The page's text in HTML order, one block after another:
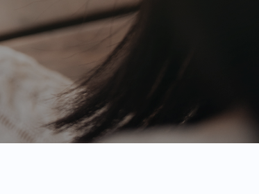
锂能金源机器人全面参与制定人
｜亿纬锂能金源机器人全面参与制定人
标准